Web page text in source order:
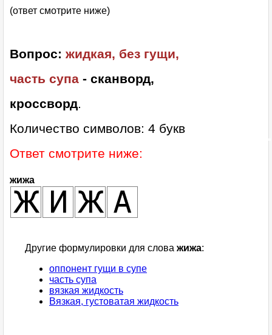
(ответ смотрите ниже)
Вопрос: жидкая, без гущи,
часть супа - сканворд,
кроссворд.
Количество символов: 4 букв
Ответ смотрите ниже:
жижа
Другие формулировки для слова жижа:
оппонент гущи в супе
часть супа
вязкая жидкость
Вязкая, густоватая жидкость